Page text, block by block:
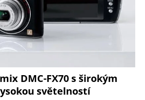
DMC-FX70 s širokým
světelností